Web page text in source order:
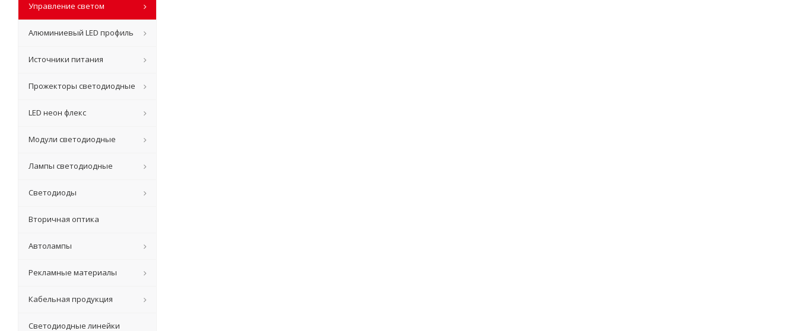
Управление светом
Алюминиевый LED профиль
Источники питания
Прожекторы светодиодные
LED неон флекс
Модули светодиодные
Лампы светодиодные
Светодиоды
Вторичная оптика
Автолампы
Рекламные материалы
Кабельная продукция
Светодиодные линейки